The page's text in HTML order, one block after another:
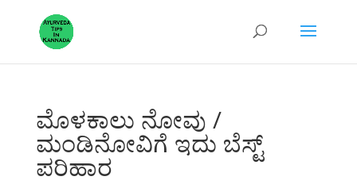
ಮೊಳಕಾಲು ನೋವು /
ಮಂಡಿನೋವಿಗೆ ಇದು ಬೆಸ್ಟ್
ಪರಿಹಾರ